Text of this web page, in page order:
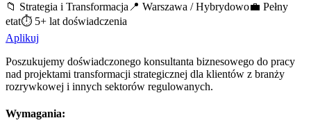
📁 Strategia i Transformacja 📍 Warszawa / Hybrydowo💼 Pełny
etat⏱️ 5+ lat doświadczenia
Aplikuj
Poszukujemy doświadczonego konsultanta biznesowego do pracy
nad projektami transformacji strategicznej dla klientów z branży
rozrywkowej i innych sektorów regulowanych.
Wymagania: